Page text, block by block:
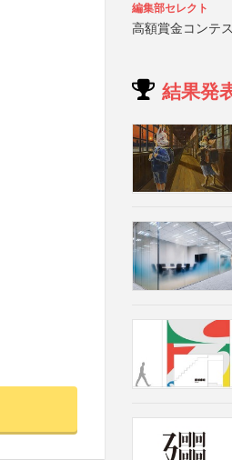
編集部セレクト
高額賞金コンテ
結果発